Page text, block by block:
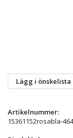
Lägg i önskelista
Artikelnummer:
15361152rosabla-